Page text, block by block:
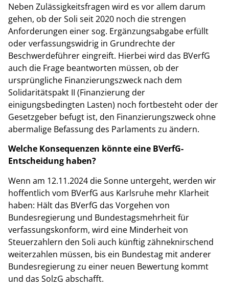
Neben Zulässigkeitsfragen wird es vor allem darum
gehen, ob der Soli seit 2020 noch die strengen
Anforderungen einer sog. Ergänzungsabgabe erfüllt
oder verfassungswidrig in Grundrechte der
Beschwerdeführer eingreift. Hierbei wird das BVerfG
auch die Frage beantworten müssen, ob der
ursprüngliche Finanzierungszweck nach dem
Solidaritätspakt II (Finanzierung der
einigungsbedingten Lasten) noch fortbesteht oder der
Gesetzgeber befugt ist, den Finanzierungszweck ohne
abermalige Befassung des Parlaments zu ändern.
Welche Konsequenzen könnte eine BVerfG-
Entscheidung haben?
Wenn am 12.11.2024 die Sonne untergeht, werden wir
hoffentlich vom BVerfG aus Karlsruhe mehr Klarheit
haben: Hält das BVerfG das Vorgehen von
Bundesregierung und Bundestagsmehrheit für
verfassungskonform, wird eine Minderheit von
Steuerzahlern den Soli auch künftig zähneknirschend
weiterzahlen müssen, bis ein Bundestag mit anderer
Bundesregierung zu einer neuen Bewertung kommt
und das SolzG abschafft.